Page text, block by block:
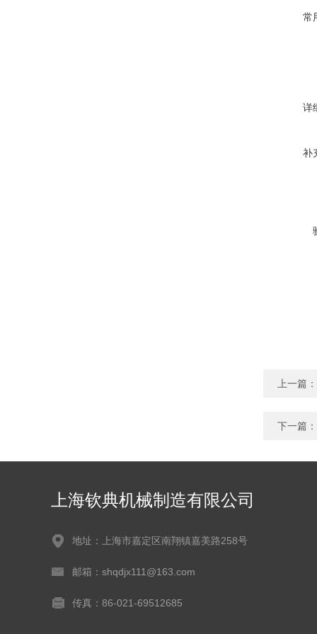
常
详
补
上一篇：
下一篇：
上海钦典机械制造有限公司
地址：上海市嘉定区南翔镇嘉美路258号
邮箱：shqdjx111@163.com
传真：86-021-69512685